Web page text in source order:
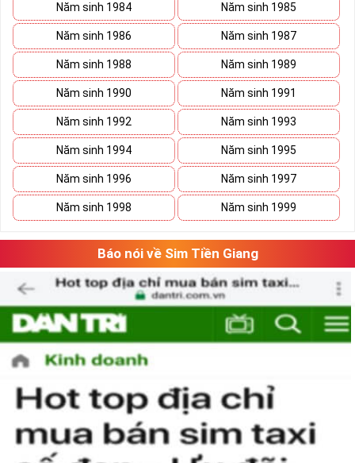
bạn.
Với người làm công chức, văn phòng chiếc sim tạo nên ấn tượng
trong mắt đồng nghiệp, mở ra con đường công danh sáng lạ cùng
những bước tiến của sự sinh sôi, nảy nở trong công việc.
Giới chơi sim số đẹp gọi sim ngũ quý 5còn được gọi là dòng
sim
, sim VÀNGtuyệt đẹp, với đẳng cấp đứng đầu. Vẻ đẹp mà
số 5 tạo nên là tổng hòa của ý nghĩa và hình thức, con số 5 gồm cả
những nét gãy và nét cong như cuộc sống có
lúcthănglúctrầmnhưng họ sẽ tìm thấy con đường phát triển vững
bền của mình.
Tại sao nên sở hữu sim ngũ quý 5?
Sim ngũ quý 5 được nhiều người quan tâm vì con số 5 được
Năm sinh 1984 Năm sinh 1985
Năm sinh 1986 Năm sinh 1987
Năm sinh 1988 Năm sinh 1989
Năm sinh 1990 Năm sinh 1991
Năm sinh 1992 Năm sinh 1993
Năm sinh 1994 Năm sinh 1995
Năm sinh 1996 Năm sinh 1997
Năm sinh 1998 Năm sinh 1999
Báo nói về Sim Tiền Giang